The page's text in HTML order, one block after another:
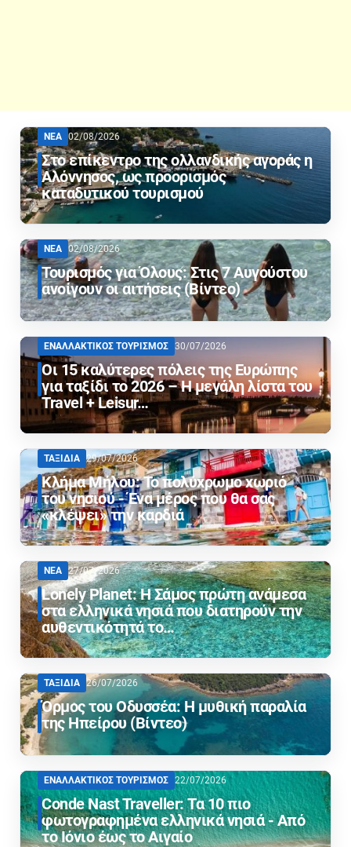
ΝΕΑ 02/08/2026
Στο επίκεντρο της ολλανδικής αγοράς η
Αλόννησος, ως προορισμός
καταδυτικού τουρισμού
ΝΕΑ 02/08/2026
Τουρισμός για Όλους: Στις 7 Αυγούστου
ανοίγουν οι αιτήσεις (Βίντεο)
ΕΝΑΛΛΑΚΤΙΚΟΣ ΤΟΥΡΙΣΜΟΣ 30/07/2026
Οι 15 καλύτερες πόλεις της Ευρώπης
για ταξίδι το 2026 – Η μεγάλη λίστα του
Travel + Leisur…
ΤΑΞΙΔΙΑ 29/07/2026
Κλήμα Μήλου: Το πολύχρωμο χωριό
του νησιού - Ένα μέρος που θα σας
«κλέψει» την καρδιά
ΝΕΑ 27/07/2026
Lonely Planet: Η Σάμος πρώτη ανάμεσα
στα ελληνικά νησιά που διατηρούν την
αυθεντικότητά το…
ΤΑΞΙΔΙΑ 26/07/2026
Όρμος του Οδυσσέα: Η μυθική παραλία
της Ηπείρου (Βίντεο)
ΕΝΑΛΛΑΚΤΙΚΟΣ ΤΟΥΡΙΣΜΟΣ 22/07/2026
Conde Nast Traveller: Τα 10 πιο
φωτογραφημένα ελληνικά νησιά - Από
το Ιόνιο έως το Αιγαίο